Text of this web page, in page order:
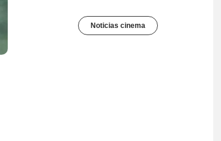
Noticias cinema